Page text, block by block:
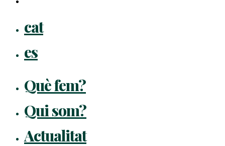
cat
es
Què fem?
Qui som?
Actualitat